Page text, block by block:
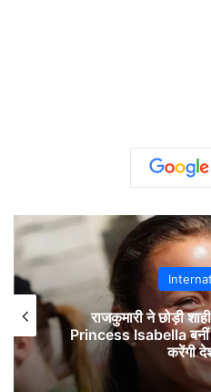
राजकुमारी ने छोड़ी
Princess Isabella बनीं
करेंगी